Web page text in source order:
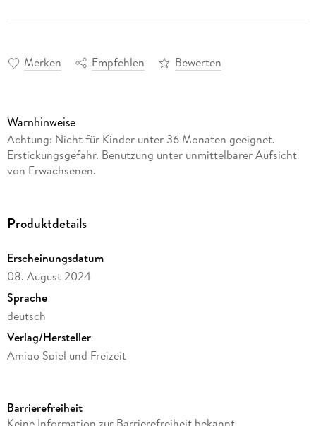
Merken Empfehlen Bewerten
Warnhinweise
Achtung: Nicht für Kinder unter 36 Monaten geeignet.
Erstickungsgefahr. Benutzung unter unmittelbarer Aufsicht
von Erwachsenen.
Produktdetails
Erscheinungsdatum
08. August 2024
Sprache
deutsch
Verlag/Hersteller
Amigo Spiel und Freizeit
Gewicht
Barrierefreiheit